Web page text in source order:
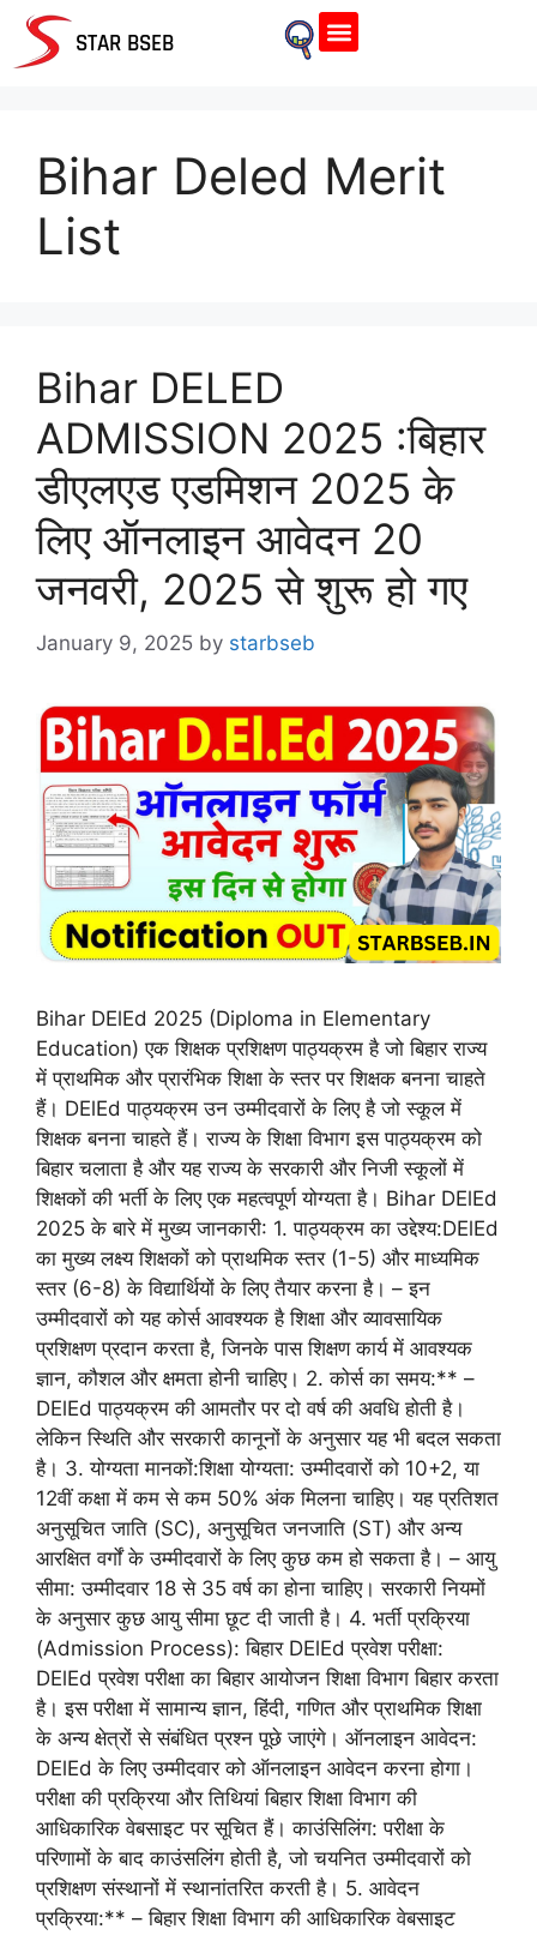
STAR BSEB
Bihar Deled Merit
List
Bihar DELED
ADMISSION 2025 :बिहार
डीएलएड एडमिशन 2025 के
लिए ऑनलाइन आवेदन 20
जनवरी, 2025 से शुरू हो गए
January 9, 2025 by starbseb
Bihar DElEd 2025 (Diploma in Elementary
Education) एक शिक्षक प्रशिक्षण पाठ्यक्रम है जो बिहार राज्य
में प्राथमिक और प्रारंभिक शिक्षा के स्तर पर शिक्षक बनना चाहते
हैं। DElEd पाठ्यक्रम उन उम्मीदवारों के लिए है जो स्कूल में
शिक्षक बनना चाहते हैं। राज्य के शिक्षा विभाग इस पाठ्यक्रम को
बिहार चलाता है और यह राज्य के सरकारी और निजी स्कूलों में
शिक्षकों की भर्ती के लिए एक महत्वपूर्ण योग्यता है। Bihar DElEd
2025 के बारे में मुख्य जानकारी: 1. पाठ्यक्रम का उद्देश्य:DElEd
का मुख्य लक्ष्य शिक्षकों को प्राथमिक स्तर (1-5) और माध्यमिक
स्तर (6-8) के विद्यार्थियों के लिए तैयार करना है। – इन
उम्मीदवारों को यह कोर्स आवश्यक है शिक्षा और व्यावसायिक
प्रशिक्षण प्रदान करता है, जिनके पास शिक्षण कार्य में आवश्यक
ज्ञान, कौशल और क्षमता होनी चाहिए। 2. कोर्स का समय:** –
DElEd पाठ्यक्रम की आमतौर पर दो वर्ष की अवधि होती है।
लेकिन स्थिति और सरकारी कानूनों के अनुसार यह भी बदल सकता
है। 3. योग्यता मानकों:शिक्षा योग्यता: उम्मीदवारों को 10+2, या
12वीं कक्षा में कम से कम 50% अंक मिलना चाहिए। यह प्रतिशत
अनुसूचित जाति (SC), अनुसूचित जनजाति (ST) और अन्य
आरक्षित वर्गों के उम्मीदवारों के लिए कुछ कम हो सकता है। – आयु
सीमा: उम्मीदवार 18 से 35 वर्ष का होना चाहिए। सरकारी नियमों
के अनुसार कुछ आयु सीमा छूट दी जाती है। 4. भर्ती प्रक्रिया
(Admission Process): बिहार DElEd प्रवेश परीक्षा:
DElEd प्रवेश परीक्षा का बिहार आयोजन शिक्षा विभाग बिहार करता
है। इस परीक्षा में सामान्य ज्ञान, हिंदी, गणित और प्राथमिक शिक्षा
के अन्य क्षेत्रों से संबंधित प्रश्न पूछे जाएंगे। ऑनलाइन आवेदन:
DElEd के लिए उम्मीदवार को ऑनलाइन आवेदन करना होगा।
परीक्षा की प्रक्रिया और तिथियां बिहार शिक्षा विभाग की
आधिकारिक वेबसाइट पर सूचित हैं। काउंसिलिंग: परीक्षा के
परिणामों के बाद काउंसलिंग होती है, जो चयनित उम्मीदवारों को
प्रशिक्षण संस्थानों में स्थानांतरित करती है। 5. आवेदन
प्रक्रिया:** – बिहार शिक्षा विभाग की आधिकारिक वेबसाइट